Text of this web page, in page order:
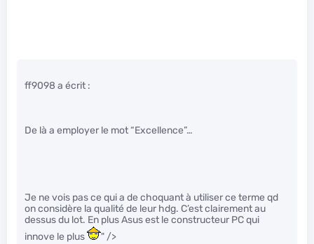
ff9098 a écrit :
De là a employer le mot “Excellence”…
Je ne vois pas ce qui a de choquant à utiliser ce terme qd
on considère la qualité de leur hdg. C’est clairement au
dessus du lot. En plus Asus est le constructeur PC qui
innove le plus
" />